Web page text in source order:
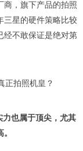
商，旗下产品的拍照
三星的硬件策略比较
经不敢保证是绝对第
力也属于顶尖，尤其